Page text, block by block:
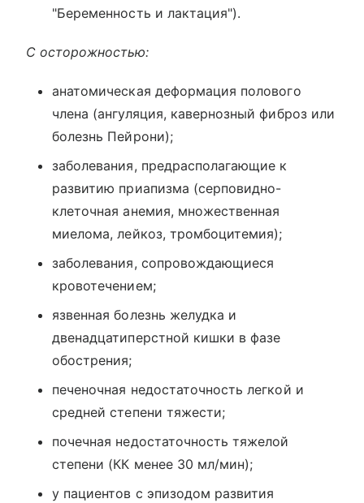
"Беременность и лактация").
С осторожностью:
анатомическая деформация полового
члена (ангуляция, кавернозный фиброз или
болезнь Пейрони);
заболевания, предрасполагающие к
развитию приапизма (серповидно-
клеточная анемия, множественная
миелома, лейкоз, тромбоцитемия);
заболевания, сопровождающиеся
кровотечением;
язвенная болезнь желудка и
двенадцатиперстной кишки в фазе
обострения;
печеночная недостаточность легкой и
средней степени тяжести;
почечная недостаточность тяжелой
степени (КК менее 30 мл/мин);
у пациентов с эпизодом развития